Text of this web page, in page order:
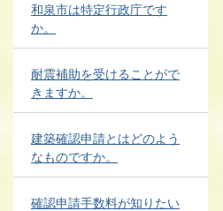
和泉市は特定行政庁です
か。
耐震補助を受けることがで
きますか。
建築確認申請とはどのよう
なものですか。
確認申請手数料が知りたい